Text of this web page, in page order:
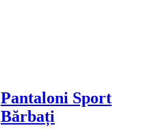
Pantaloni Sport
Bărbați